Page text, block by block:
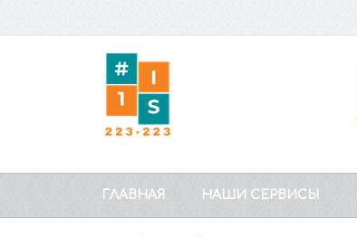
ГЛАВНАЯ НАШИ СЕРВИСЫ